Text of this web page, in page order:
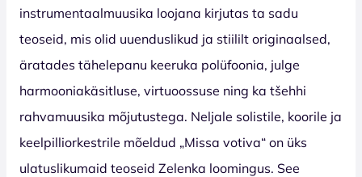
instrumentaalmuusika loojana kirjutas ta sadu
teoseid, mis olid uuenduslikud ja stiililt originaalsed,
äratades tähelepanu keeruka polüfoonia, julge
harmooniakäsitluse, virtuoossuse ning ka tšehhi
rahvamuusika mõjutustega. Neljale solistile, koorile ja
keelpilliorkestrile mõeldud „Missa votiva“ on üks
ulatuslikumaid teoseid Zelenka loomingus. See